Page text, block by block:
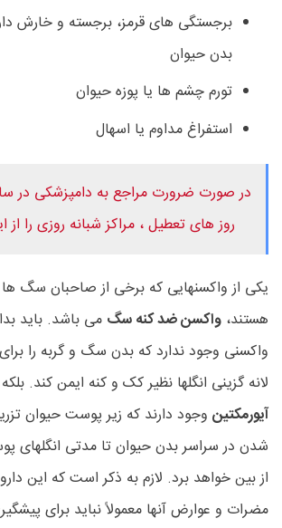
برجستگی های قرمز، برجسته و خارش
بدن حیوان
تورم چشم ها یا پوزه حیوان
استفراغ مداوم یا اسهال
در صورت ضرورت مراجع به دامپزشکی در
روز های تعطیل ، مراکز شبانه روزی را از
یکی از واکسنهایی که برخی از صاحبان سگ ها
هستند، واکسن ضد کنه سگ می باشد. باید
واکسنی وجود ندارد که بدن سگ و گربه را
لانه گزینی انگلها نظیر کک و کنه ایمن کند.
آیورمکتین وجود دارند که زیر پوست حیوان
شدن در سراسر بدن حیوان تا مدتی انگلهای
از بین خواهد برد. لازم به ذکر است که این
مضرات و عوارض آنها معمولاً نباید برای